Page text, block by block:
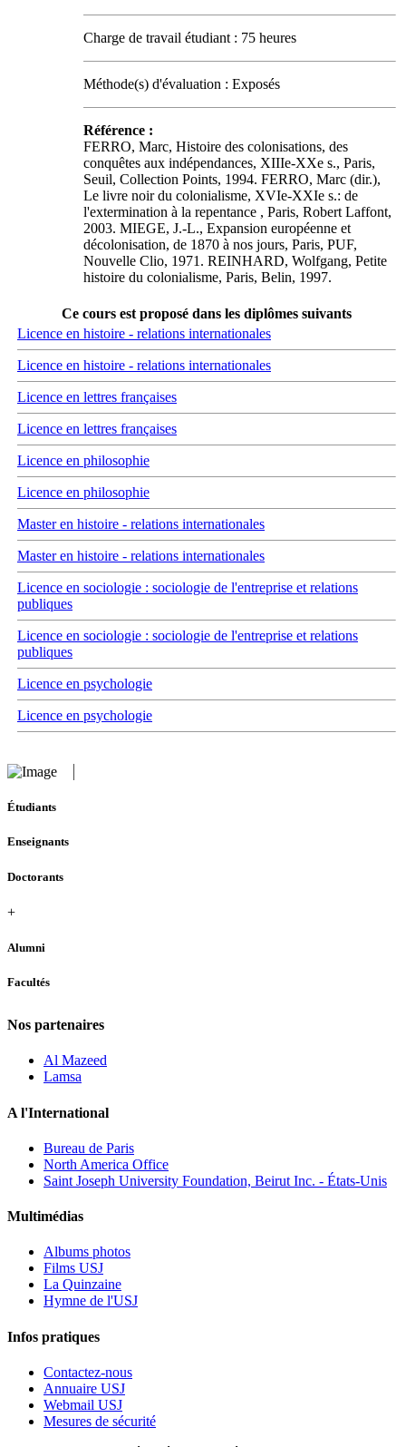
Charge de travail étudiant : 75 heures
Méthode(s) d'évaluation : Exposés
Référence :
FERRO, Marc, Histoire des colonisations, des
conquêtes aux indépendances, XIIIe-XXe s., Paris,
Seuil, Collection Points, 1994. FERRO, Marc (dir.),
Le livre noir du colonialisme, XVIe-XXIe s.: de
l'extermination à la repentance , Paris, Robert Laffont,
2003. MIEGE, J.-L., Expansion européenne et
décolonisation, de 1870 à nos jours, Paris, PUF,
Nouvelle Clio, 1971. REINHARD, Wolfgang, Petite
histoire du colonialisme, Paris, Belin, 1997.
Ce cours est proposé dans les diplômes suivants
Licence en histoire - relations internationales
Licence en histoire - relations internationales
Licence en lettres françaises
Licence en lettres françaises
Licence en philosophie
Licence en philosophie
Master en histoire - relations internationales
Master en histoire - relations internationales
Licence en sociologie : sociologie de l'entreprise et relations
publiques
Licence en sociologie : sociologie de l'entreprise et relations
publiques
Licence en psychologie
Licence en psychologie
Étudiants
Enseignants
Doctorants
+
Alumni
Facultés
Nos partenaires
Al Mazeed
Lamsa
A l'International
Bureau de Paris
North America Office
Saint Joseph University Foundation, Beirut Inc. - États-Unis
Multimédias
Albums photos
Films USJ
La Quinzaine
Hymne de l'USJ
Infos pratiques
Contactez-nous
Annuaire USJ
Webmail USJ
Mesures de sécurité